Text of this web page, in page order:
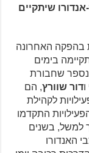
שיתקיים
בהפקה האחרונה
בימים
נספר שחבורת
ודור שוורץ, הם
לקהילת
התקדמו
למשל, בשנים
האנדורו